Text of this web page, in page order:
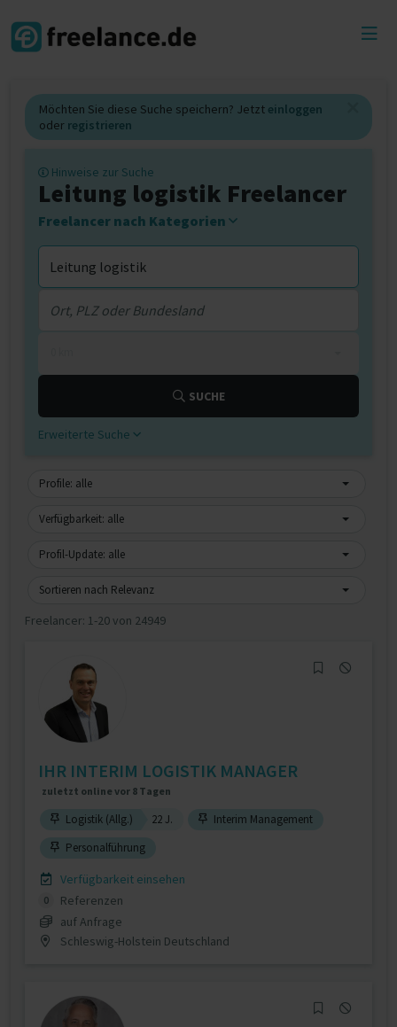
Möchten Sie diese Suche speichern? Jetzt einloggen
oder registrieren
Hinweise zur Suche
Leitung logistik Freelancer
Freelancer nach Kategorien
SUCHE
Erweiterte Suche
Profile: alle
Verfügbarkeit: alle
Profil-Update: alle
Sortieren nach Relevanz
Freelancer: 1-20 von 24949
IHR INTERIM LOGISTIK MANAGER
zuletzt online vor 8 Tagen
Logistik (Allg.) 22 J.
Interim Management
Personalführung
Verfügbarkeit einsehen
0
Referenzen
auf Anfrage
Schleswig-Holstein Deutschland